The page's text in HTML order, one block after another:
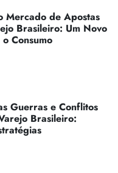
Mercado de Apostas
Brasileiro: Um Novo
Consumo
Guerras e Conflitos
Brasileiro: